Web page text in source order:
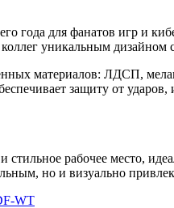
года для фанатов игр и
уникальным
материалов: ЛДСП,
защиту от
стильное рабочее место,
но и визуально
WT